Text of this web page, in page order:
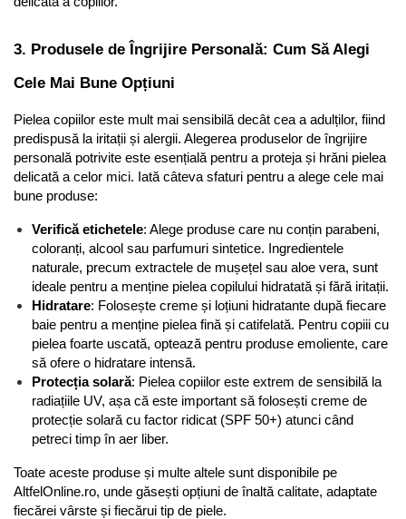
3. Produsele de Îngrijire Personală: Cum Să Alegi
Cele Mai Bune Opțiuni
Pielea copiilor este mult mai sensibilă decât cea a adulților, fiind
predispusă la iritații și alergii. Alegerea produselor de îngrijire
personală potrivite este esențială pentru a proteja și hrăni pielea
delicată a celor mici. Iată câteva sfaturi pentru a alege cele mai
bune produse:
Verifică etichetele: Alege produse care nu conțin parabeni,
coloranți, alcool sau parfumuri sintetice. Ingredientele
naturale, precum extractele de mușețel sau aloe vera, sunt
ideale pentru a menține pielea copilului hidratată și fără iritații.
Hidratare: Folosește creme și loțiuni hidratante după fiecare
baie pentru a menține pielea fină și catifelată. Pentru copiii cu
pielea foarte uscată, optează pentru produse emoliente, care
să ofere o hidratare intensă.
Protecția solară: Pielea copiilor este extrem de sensibilă la
radiațiile UV, așa că este important să folosești creme de
protecție solară cu factor ridicat (SPF 50+) atunci când
petreci timp în aer liber.
Toate aceste produse și multe altele sunt disponibile pe
AltfelOnline.ro, unde găsești opțiuni de înaltă calitate, adaptate
fiecărei vârste și fiecărui tip de piele.